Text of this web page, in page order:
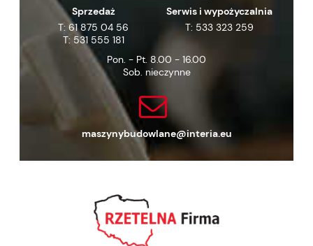
Sprzedaż
T:61 875 04 56
T: 531 555 181
Serwis i wypożyczalnia
T: 533 323 259
Pon. - Pt. 8.00 - 16.00
Sob. nieczynne
maszynybudowlane@interia.eu